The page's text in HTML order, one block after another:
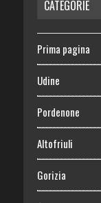
CATEGORIE
Prima pagina
Udine
Pordenone
Altofriuli
Gorizia